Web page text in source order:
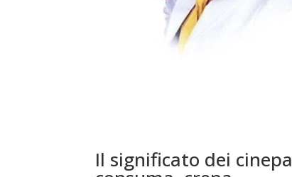
Il significato dei